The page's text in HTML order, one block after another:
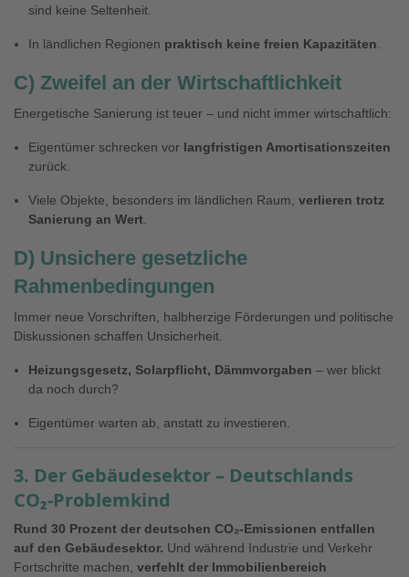
sind keine Seltenheit.
In ländlichen Regionen praktisch keine freien Kapazitäten
C) Zweifel an der Wirtschaftlichkeit
Energetische Sanierung ist teuer – und nicht immer wirtschaftlich:
Eigentümer schrecken vor langfristigen Amortisationszeiten
zurück.
Viele Objekte, besonders im ländlichen Raum, verlieren trotz
Sanierung an Wert
D) Unsichere gesetzliche
Rahmenbedingungen
Immer neue Vorschriften, halbherzige Förderungen und politische
Diskussionen schaffen Unsicherheit.
Heizungsgesetz, Solarpflicht, Dämmvorgaben – wer blickt
da noch durch?
Eigentümer warten ab, anstatt zu investieren.
3. Der Gebäudesektor – Deutschlands
CO₂-Problemkind
Rund 30 Prozent der deutschen CO₂-Emissionen entfallen
auf den Gebäudesektor. Und während Industrie und Verkehr
Fortschritte machen, verfehlt der Immobilienbereich